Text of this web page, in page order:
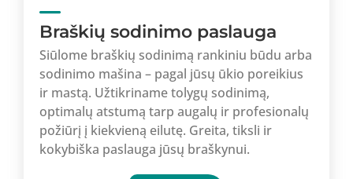
Braškių sodinimo paslauga
Siūlome braškių sodinimą rankiniu būdu arba
sodinimo mašina – pagal jūsų ūkio poreikius
ir mastą. Užtikriname tolygų sodinimą,
optimalų atstumą tarp augalų ir profesionalų
požiūrį į kiekvieną eilutę. Greita, tiksli ir
kokybiška paslauga jūsų braškynui.